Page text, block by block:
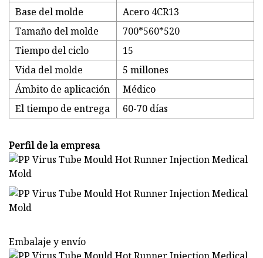
Base del molde
Acero 4CR13
Tamaño del molde
700*560*520
Tiempo del ciclo
15
Vida del molde
5 millones
Ámbito de aplicación
Médico
El tiempo de entrega
60-70 días
Perfil de la empresa
Embalaje y envío